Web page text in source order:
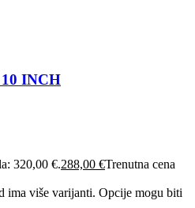
INCH
320,00 €.288,00 €Trenutna cena
ima više varijanti. Opcije mogu biti